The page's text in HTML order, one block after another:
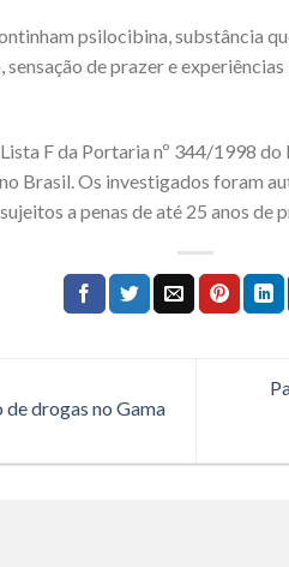
psilocibina, substância
de prazer e
F da Portaria nº 344/1998 do
Brasil. Os investigados foram
a penas de até 25 anos de
drogas no Gama